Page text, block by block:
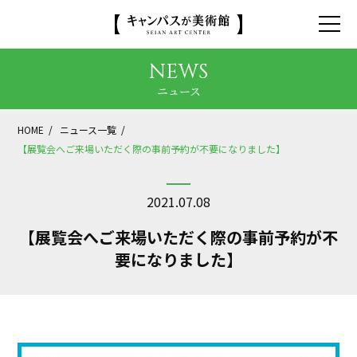
NEWS
ニュース
HOME
ニュース一覧
【展覧会へご来場いただく際の事前予約が不要になりました】
2021.07.08
【展覧会へご来場いただく際の事前予約が不
要になりました】